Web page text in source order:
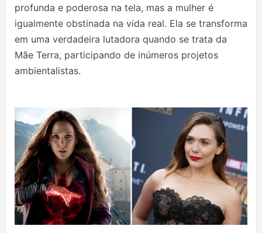
profunda e poderosa na tela, mas a mulher é
igualmente obstinada na vida real. Ela se transforma
em uma verdadeira lutadora quando se trata da
Mãe Terra, participando de inúmeros projetos
ambientalistas.